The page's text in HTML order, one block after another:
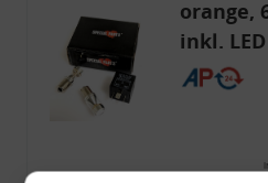
orange,
inkl.
CF 14